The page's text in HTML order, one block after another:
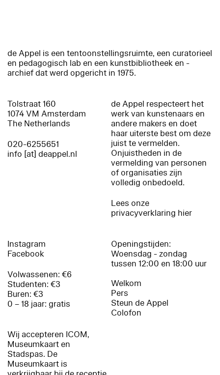
de Appel is een tentoonstellingsruimte, een curatorieel
en pedagogisch lab en een kunstbibliotheek en -
archief dat werd opgericht in 1975.
Tolstraat 160
1074 VM Amsterdam
The Netherlands
020-6255651
info [at] deappel.nl
de Appel respecteert het
werk van kunstenaars en
andere makers en doet
haar uiterste best om deze
juist te vermelden.
Onjuistheden in de
vermelding van personen
of organisaties zijn
volledig onbedoeld.
Lees onze
privacyverklaring hier
Instagram
Facebook
Volwassenen: €6
Studenten: €3
Buren: €3
0 – 18 jaar: gratis
Wij accepteren ICOM,
Museumkaart en
Stadspas. De
Museumkaart is
Openingstijden:
Woensdag - zondag
tussen 12:00 en 18:00 uur
Welkom
Pers
Steun de Appel
Colofon